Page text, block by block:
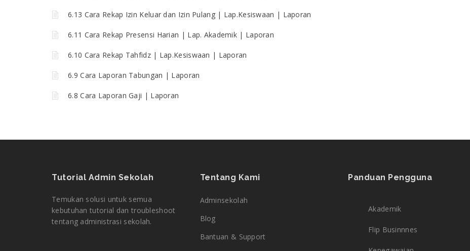
6.13 Cara Rekap Izin Keluar dan Izin Pulang | Lap.Kesiswaan | Laporan
6.11 Cara Rekap Presensi Harian | Lap. Akademik | Laporan
6.10 Cara Rekap Tahfidz | Lap.Kesiswaan | Laporan
6.9 Cara Laporan Tabungan | Laporan
6.8 Cara Laporan Gaji | Laporan
Tutorial Admin Sekolah
Temukan solusi untuk semua
kebutuhan tutorial dan troubleshoot
tentang administrasi sekolah.
Tentang Kami
Adminsekolah
Blog
Bantuan & Support
Panduan Pengguna
Akademik
Flip Businnnes